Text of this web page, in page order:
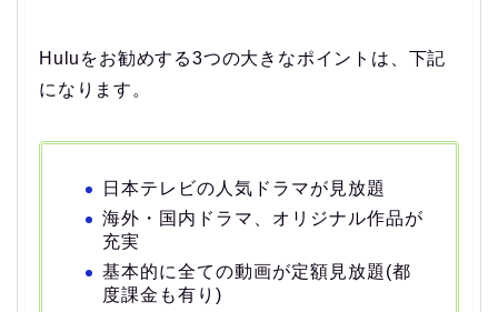
Huluをお勧めする3つの大きなポイントは、下記
になります。
日本テレビの人気ドラマが見放題
海外・国内ドラマ、オリジナル作品が
充実
基本的に全ての動画が定額見放題(都
度課金も有り)